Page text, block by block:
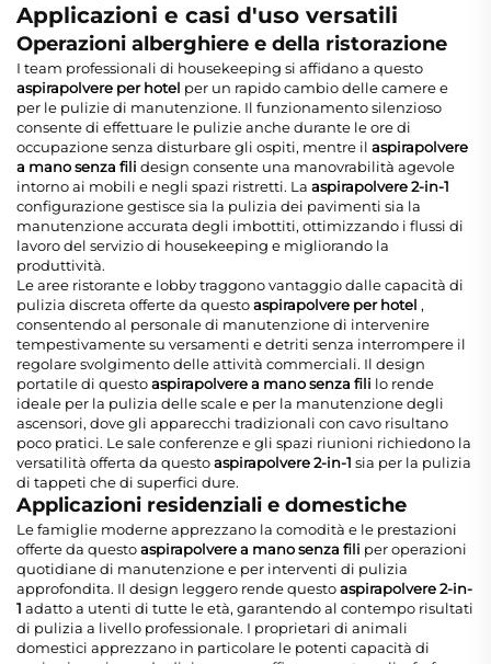
Applicazioni e casi d'uso versatili
Operazioni alberghiere e della ristorazione
I team professionali di housekeeping si affidano a questo
aspirapolvere per hotel per un rapido cambio delle camere e
per le pulizie di manutenzione. Il funzionamento silenzioso
consente di effettuare le pulizie anche durante le ore di
occupazione senza disturbare gli ospiti, mentre il aspirapolvere
a mano senza fili design consente una manovrabilità agevole
intorno ai mobili e negli spazi ristretti. La aspirapolvere 2-in-1
configurazione gestisce sia la pulizia dei pavimenti sia la
manutenzione accurata degli imbottiti, ottimizzando i flussi di
lavoro del servizio di housekeeping e migliorando la
produttività.
Le aree ristorante e lobby traggono vantaggio dalle capacità di
pulizia discreta offerte da questoaspirapolvere per hotel ,
consentendo al personale di manutenzione di intervenire
tempestivamente su versamenti e detriti senza interrompere il
regolare svolgimento delle attività commerciali. Il design
portatile di questoaspirapolvere a mano senza fili lo rende
ideale per la pulizia delle scale e per la manutenzione degli
ascensori, dove gli apparecchi tradizionali con cavo risultano
poco pratici. Le sale conferenze e gli spazi riunioni richiedono la
versatilità offerta da questoaspirapolvere 2-in-1 sia per la pulizia
di tappeti che di superfici dure.
Applicazioni residenziali e domestiche
Le famiglie moderne apprezzano la comodità e le prestazioni
offerte da questoaspirapolvere a mano senza fili per operazioni
quotidiane di manutenzione e per interventi di pulizia
approfondita. Il design leggero rende questoaspirapolvere 2-in-
1 adatto a utenti di tutte le età, garantendo al contempo risultati
di pulizia a livello professionale. I proprietari di animali
domestici apprezzano in particolare le potenti capacità di